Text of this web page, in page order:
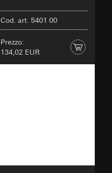
Cod. art. 5401 00
Prezzo:
134,02 EUR